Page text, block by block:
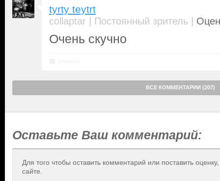
tyrty teytrt
collaptar | Постоянный зритель |
Очень скучно
ВСЕ КОММЕНТАРИИ (207)
Оставьте Ваш комментарий:
Для того чтобы оставить комментарий или поставить
сайте.